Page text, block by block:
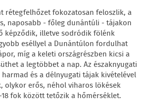
rétegfelhőzet fokozatosan feloszlik, a
naposabb - főleg dunántúli - tájakon
képződik, illetve sodródik fölénk
eséllyel a Dunántúlon fordulhat
míg a keleti országrészben kicsi a
a legtöbbet a nap. Az északnyugati
és a délnyugati tájak kivételével
olykor erős, néhol viharos lökések
fok között tetőzik a hőmérséklet.